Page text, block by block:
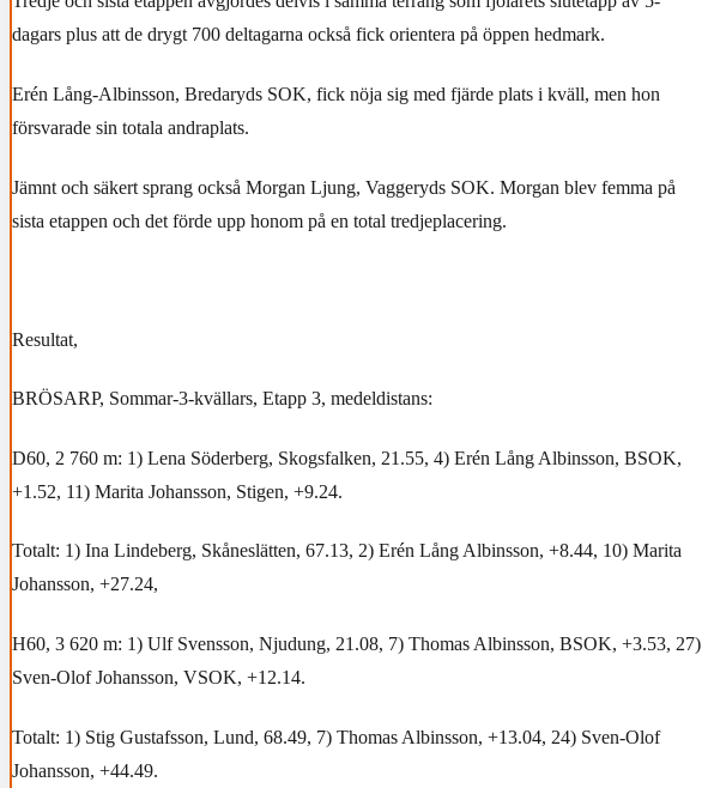
dagars plus att de drygt 700 deltagarna också fick orientera på öppen hedmark.
Erén Lång-Albinsson, Bredaryds SOK, fick nöja sig med fjärde plats i kväll, men hon
försvarade sin totala andraplats.
Jämnt och säkert sprang också Morgan Ljung, Vaggeryds SOK. Morgan blev femma på
sista etappen och det förde upp honom på en total tredjeplacering.
Resultat,
BRÖSARP, Sommar-3-kvällars, Etapp 3, medeldistans:
D60, 2 760 m: 1) Lena Söderberg, Skogsfalken, 21.55, 4) Erén Lång Albinsson, BSOK,
+1.52, 11) Marita Johansson, Stigen, +9.24.
Totalt: 1) Ina Lindeberg, Skåneslätten, 67.13, 2) Erén Lång Albinsson, +8.44, 10) Marita
Johansson, +27.24,
H60, 3 620 m: 1) Ulf Svensson, Njudung, 21.08, 7) Thomas Albinsson, BSOK, +3.53, 27)
Sven-Olof Johansson, VSOK, +12.14.
Totalt: 1) Stig Gustafsson, Lund, 68.49, 7) Thomas Albinsson, +13.04, 24) Sven-Olof
Johansson, +44.49.